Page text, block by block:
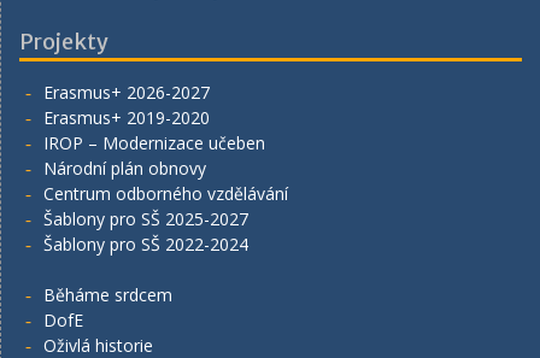
Projekty
Erasmus+ 2026-2027
Erasmus+ 2019-2020
IROP – Modernizace učeben
Národní plán obnovy
Centrum odborného vzdělávání
Šablony pro SŠ 2025-2027
Šablony pro SŠ 2022-2024
Běháme srdcem
DofE
Oživlá historie